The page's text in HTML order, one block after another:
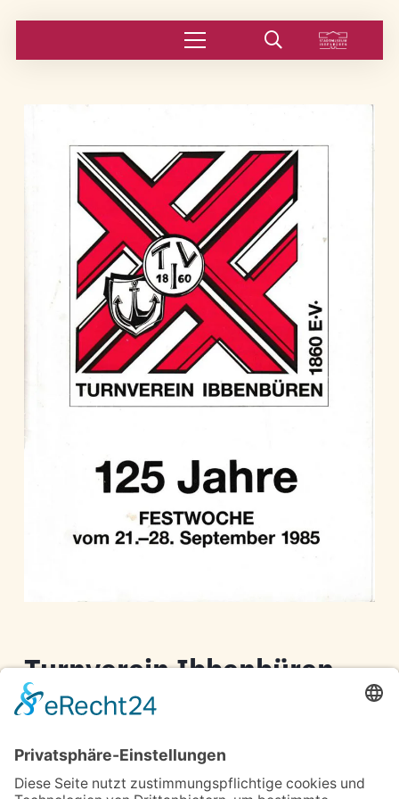
Turnverein Ibbenbüren
Alfred Glocke
125jähriges Bestehen, Festwoche 21. bis